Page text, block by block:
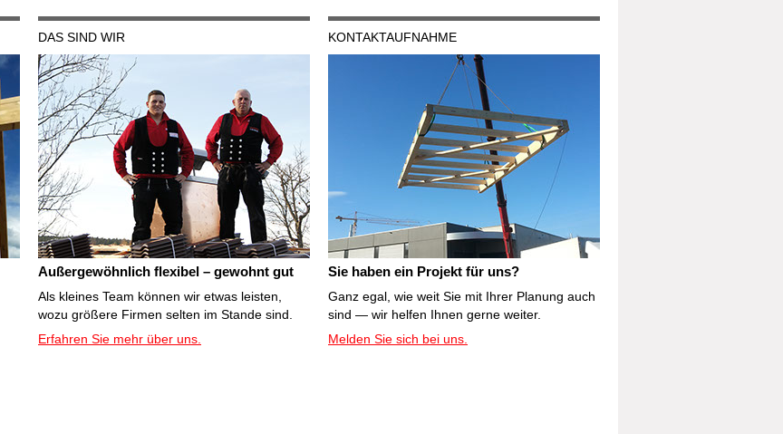
DAS SIND WIR
Außergewöhnlich flexibel – gewohnt gut
Als kleines Team können wir etwas leisten,
wozu größere Firmen selten im Stande sind.
Erfahren Sie mehr über uns.
KONTAKTAUFNAHME
Sie haben ein Projekt für uns?
Ganz egal, wie weit Sie mit Ihrer Planung auch
sind — wir helfen Ihnen gerne weiter.
Melden Sie sich bei uns.